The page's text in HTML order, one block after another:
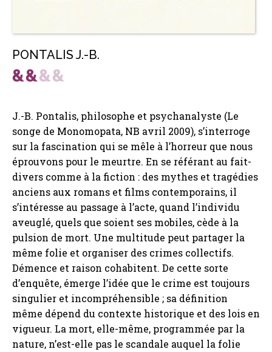
PONTALIS J.-B.
J.-B. Pontalis, philosophe et psychanalyste (Le
songe de Monomopata, NB avril 2009), s’interroge
sur la fascination qui se mêle à l’horreur que nous
éprouvons pour le meurtre. En se référant au fait-
divers comme à la fiction : des mythes et tragédies
anciens aux romans et films contemporains, il
s’intéresse au passage à l’acte, quand l’individu
aveuglé, quels que soient ses mobiles, cède à la
pulsion de mort. Une multitude peut partager la
même folie et organiser des crimes collectifs.
Démence et raison cohabitent. De cette sorte
d’enquête, émerge l’idée que le crime est toujours
singulier et incompréhensible ; sa définition
même dépend du contexte historique et des lois en
vigueur. La mort, elle-même, programmée par la
nature, n’est-elle pas le scandale auquel la folie